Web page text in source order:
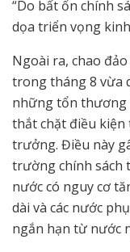
“Do bất ổn chính
dọa triển vọng
Ngoài ra, chao
trong tháng 8 vừa
những tổn thương
thắt chặt điều kiện
trưởng. Điều này
trường chính sách
nước có nguy cơ
dài và các nước
ngắn hạn từ nước